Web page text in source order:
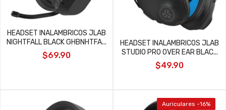
HEADSET INALAMBRICOS JLAB
NIGHTFALL BLACK GHBNHTFA...
$69.90
HEADSET INALAMBRICOS JLAB
STUDIO PRO OVER EAR BLAC...
$49.90
Auriculares -16%